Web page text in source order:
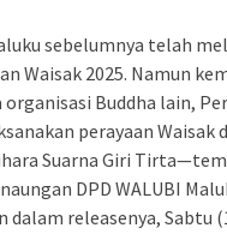
sebelumnya telah
Waisak 2025. Namun
Buddha lain,
perayaan Waisak
Suarna Giri
DPD WALUBI
dalam releasenya, Sabtu